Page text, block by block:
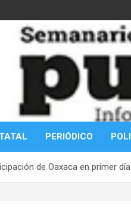
PERIÓDICO
de Oaxaca en primer